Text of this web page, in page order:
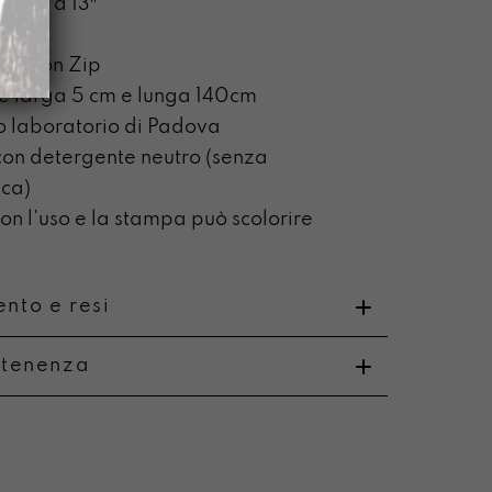
fino a 13″
con Zip
larga 5 cm e lunga 140cm
laboratorio di Padova
detergente neutro (senza
l’uso e la stampa può scolorire
e resi